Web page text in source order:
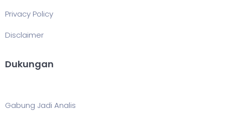
Privacy Policy
Disclaimer
Dukungan
Gabung Jadi Analis